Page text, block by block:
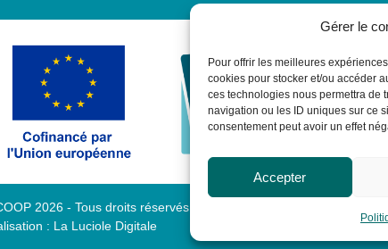
Gérer le
Pour offrir les meilleures
cookies pour stocker et/ou accéder
ces technologies nous permettra de
navigation ou les ID uniques sur ce
consentement peut avoir un effet
Accepter
2026 - Tous droits réservés
: La Luciole Digitale